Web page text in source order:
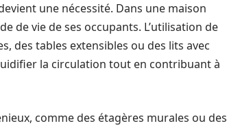
une nécessité. Dans une maison
de vie de ses occupants. L’utilisation de
des tables extensibles ou des lits avec
la circulation tout en contribuant à
comme des étagères murales ou des